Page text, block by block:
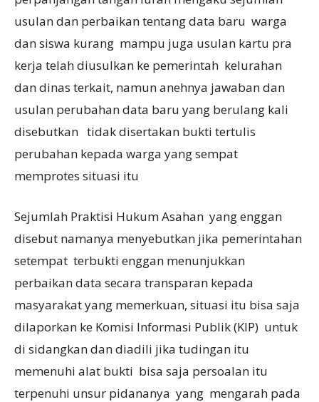
usulan dan perbaikan tentang data baru warga
dan siswa kurang mampu juga usulan kartu pra
kerja telah diusulkan ke pemerintah kelurahan
dan dinas terkait, namun anehnya jawaban dan
usulan perubahan data baru yang berulang kali
disebutkan tidak disertakan bukti tertulis
perubahan kepada warga yang sempat
memprotes situasi itu
Sejumlah Praktisi Hukum Asahan yang enggan
disebut namanya menyebutkan jika pemerintahan
setempat terbukti enggan menunjukkan
perbaikan data secara transparan kepada
masyarakat yang memerkuan, situasi itu bisa saja
dilaporkan ke Komisi Informasi Publik (KIP) untuk
di sidangkan dan diadili jika tudingan itu
memenuhi alat bukti bisa saja persoalan itu
terpenuhi unsur pidananya yang mengarah pada